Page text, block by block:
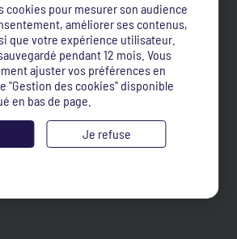
cookies pour mesurer son audience
améliorer ses contenus,
que votre expérience utilisateur.
pendant 12 mois. Vous
ajuster vos préférences en
"Gestion des cookies" disponible
en bas de page.
Je refuse